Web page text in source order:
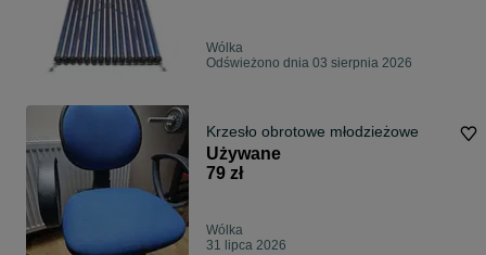
Wólka
Odświeżono dnia 03 sierpnia 2026
Krzesło obrotowe młodzieżowe
Używane
79 zł
Wólka
31 lipca 2026